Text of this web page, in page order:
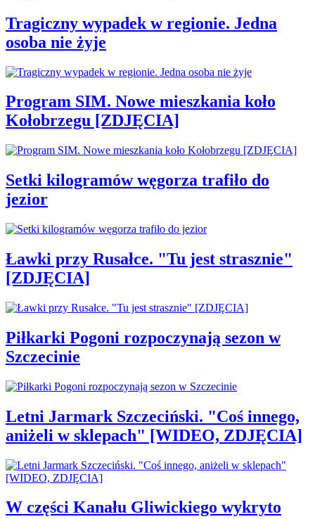
Tragiczny wypadek w regionie. Jedna
osoba nie żyje
Program SIM. Nowe mieszkania koło
Kołobrzegu [ZDJĘCIA]
Setki kilogramów węgorza trafiło do
jezior
Ławki przy Rusałce. "Tu jest strasznie"
[ZDJĘCIA]
Piłkarki Pogoni rozpoczynają sezon w
Szczecinie
Letni Jarmark Szczeciński. "Coś innego,
aniżeli w sklepach" [WIDEO, ZDJĘCIA]
W części Kanału Gliwickiego wykryto